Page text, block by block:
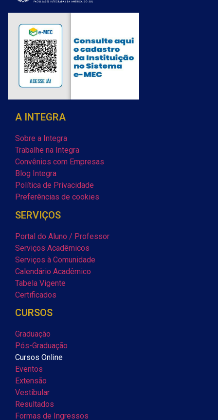
A INTEGRA
Sobre a Integra
Trabalhe na Integra
Convênios com Empresas
Blog Integra
Política de Privacidade
Preferências de cookies
SERVIÇOS
Portal do Aluno / Professor
Serviços Acadêmicos
Serviços à Comunidade
Calendário Acadêmico
Tabela Vigente
Certificados
CURSOS
Graduação
Pós-Graduação
Cursos Online
Eventos
Extensão
Vestibular
Resultados
Formas de Ingressos